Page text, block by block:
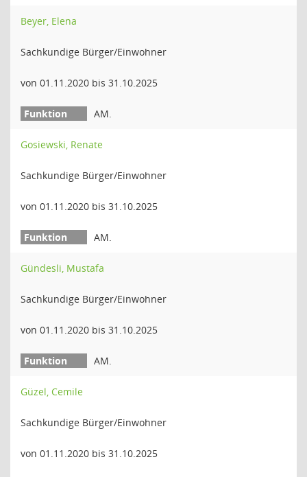
Beyer, Elena
Sachkundige Bürger/Einwohner
von 01.11.2020 bis 31.10.2025
AM.
Gosiewski, Renate
Sachkundige Bürger/Einwohner
von 01.11.2020 bis 31.10.2025
AM.
Gündesli, Mustafa
Sachkundige Bürger/Einwohner
von 01.11.2020 bis 31.10.2025
AM.
Güzel, Cemile
Sachkundige Bürger/Einwohner
von 01.11.2020 bis 31.10.2025